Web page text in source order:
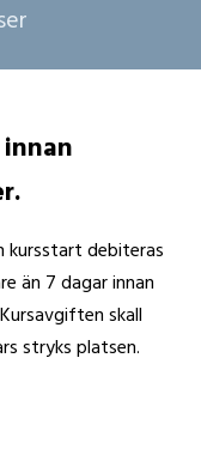
kursstart debiteras
än 7 dagar innan
skall
stryks platsen.